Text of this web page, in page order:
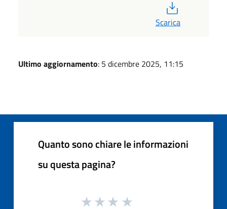
Scarica
Ultimo aggiornamento: 5 dicembre 2025, 11:15
Quanto sono chiare le informazioni
su questa pagina?